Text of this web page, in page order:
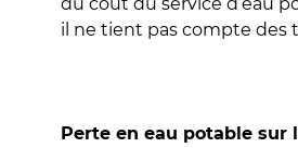
il ne tient pas compte des
Perte en eau potable sur